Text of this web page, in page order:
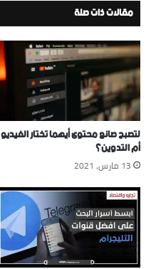
مقالات ذات صلة
لتصبح صانع محتوى أيهما تختار الفيديو
أم التدوين؟
13 مارس، 2021